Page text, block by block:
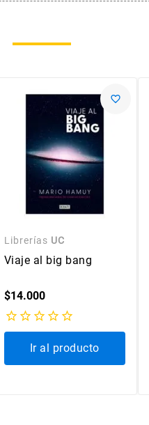
Librerías UC
Viaje al big bang
$14.000
Ir al producto